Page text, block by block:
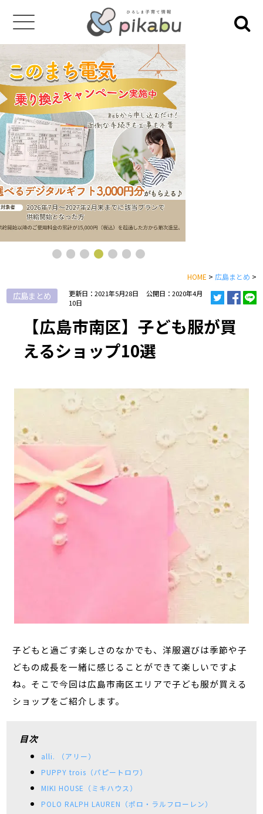
HOME > 広島まとめ >
広島まとめ 更新日：2021年5月28日
公開日：2020年4月
10日
【広島市南区】子ども服が買
えるショップ10選
子どもと過ごす楽しさのなかでも、洋服選びは季節や子
どもの成長を一緒に感じることができて楽しいですよ
ね。そこで今回は広島市南区エリアで子ども服が買える
ショップをご紹介します。
目次
alli. （アリー）
PUPPY trois（パピートロワ）
MIKI HOUSE（ミキハウス）
POLO RALPH LAUREN（ポロ・ラルフローレン）